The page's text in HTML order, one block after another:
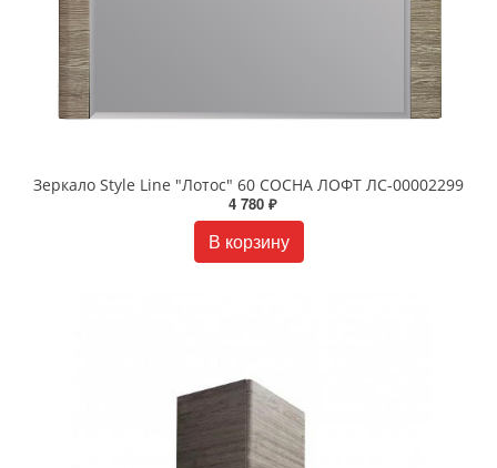
Зеркало Style Line "Лотос" 60 CОСНА ЛОФТ ЛС-00002299
4 780 ₽
В корзину